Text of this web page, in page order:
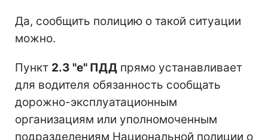
Да, сообщить полицию о такой ситуации
можно.
Пункт 2.3 "е" ПДД прямо устанавливает
для водителя обязанность сообщать
дорожно-эксплуатационным
организациям или уполномоченным
подразделениям Национальной полиции о